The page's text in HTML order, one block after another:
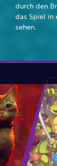
durch den
das Spiel in
sehen.